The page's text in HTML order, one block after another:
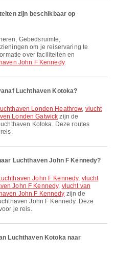
zijn beschikbaar op
om je reiservaring te
over faciliteiten en
John F Kennedy.
Luchthaven Kotoka?
Londen Heathrow, vlucht
Londen Gatwick zijn de
Kotoka. Deze routes
Luchthaven John F Kennedy?
John F Kennedy, vlucht
John F Kennedy, vlucht van
John F Kennedy zijn de
John F Kennedy. Deze
je reis.
Luchthaven Kotoka naar